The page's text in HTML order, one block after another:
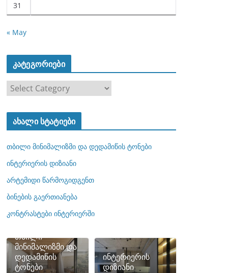
31
« May
კატეგორიები
ტ
ო
რ
ბ
ი
ახალი სტატიები
თბილი მინიმალიზმი და დედამიწის ტონები
ინტერიერის დიზიანი
არტემიდი წარმოგიდგენთ
ბინების გაერთიანება
კონტრასტები ინტერიერში
თბილი
მინიმალიზმი და
დედამიწის
ტონები
ინტერიერის
დიზიანი